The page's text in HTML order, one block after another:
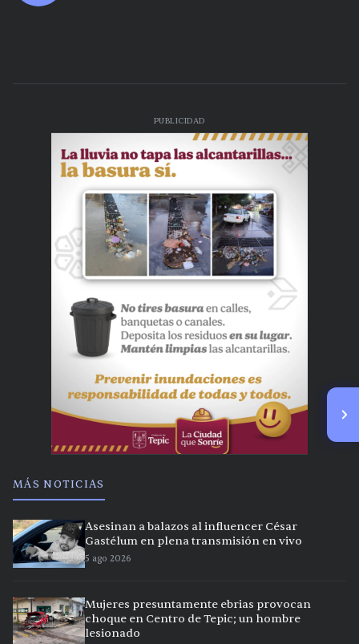
PUBLICIDAD
MÁS NOTICIAS
Asesinan a balazos al influencer César
Gastélum en plena transmisión en vivo
5 ago 2026
Mujeres presuntamente ebrias provocan
choque en Centro de Tepic; un hombre
lesionado